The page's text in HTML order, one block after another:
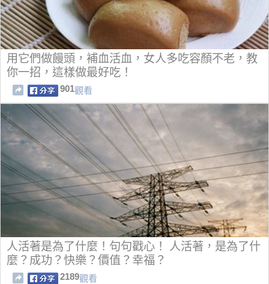
用它們做饅頭，補血活血，女人多吃容顏不老，教
你一招，這樣做最好吃！
901觀看
人活著是為了什麼！句句戳心！ 人活著，是為了什
麼？成功？快樂？價值？幸福？
2189觀看